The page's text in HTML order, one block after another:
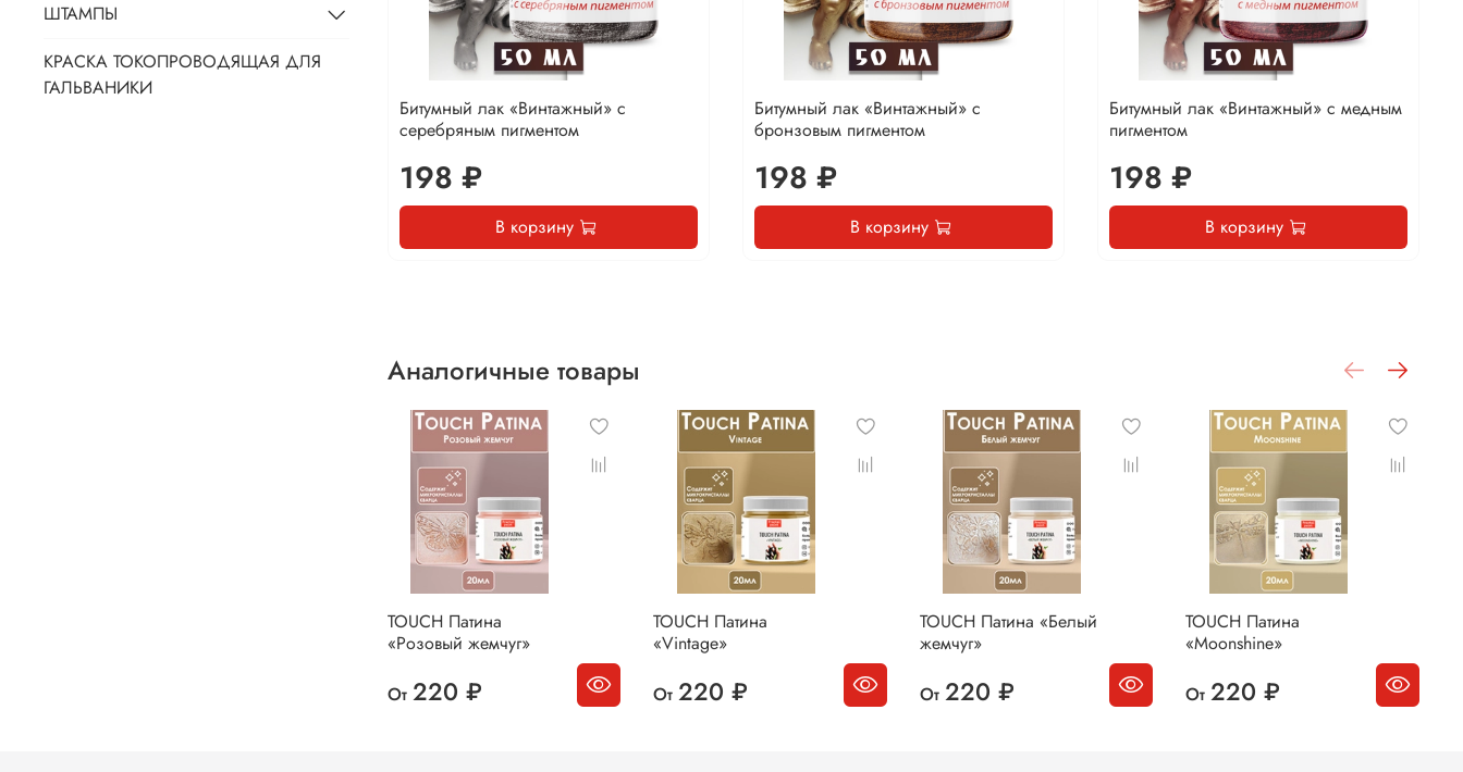
Битумный лак «Винтажный» с
серебряным пигментом
198 ₽
В корзину
Битумный лак «Винтажный» с
бронзовым пигментом
198 ₽
В корзину
Битумный лак «Винтажный» с медным
пигментом
198 ₽
В корзину
Аналогичные товары
TOUCH Патина
«Розовый жемчуг»
От 220 ₽
TOUCH Патина
«Vintage»
От 220 ₽
TOUCH Патина «Белый
жемчуг»
От 220 ₽
TOUCH Патина
«Moonshine»
От 220 ₽
ШТАМПЫ
КРАСКА ТОКОПРОВОДЯЩАЯ ДЛЯ
ГАЛЬВАНИКИ